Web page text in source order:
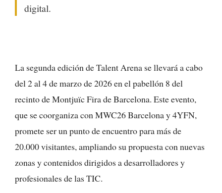
digital.
La segunda edición de Talent Arena se llevará a cabo
del 2 al 4 de marzo de 2026 en el pabellón 8 del
recinto de Montjuïc Fira de Barcelona. Este evento,
que se coorganiza con MWC26 Barcelona y 4YFN,
promete ser un punto de encuentro para más de
20.000 visitantes, ampliando su propuesta con nuevas
zonas y contenidos dirigidos a desarrolladores y
profesionales de las TIC.